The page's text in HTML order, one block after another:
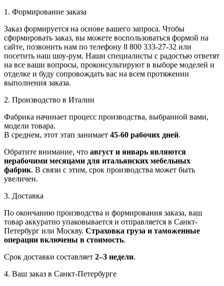
1. Формирование заказа
Заказ формируется на основе вашего запроса. Чтобы
сформировать заказ, вы можете воспользоваться формой на
сайте, позвонить нам по телефону 8 800 333-27-32 или
посетить наш шоу-рум. Наши специалисты с радостью ответят
на все ваши вопросы, проконсультируют в выборе моделей и
отделке и буду сопровождать вас на всем протяжении
выполнения заказа.
2. Производство в Италии
Фабрика начинает процесс производства, выбранной вами,
модели товара.
В среднем, этот этап занимает 45-60 рабочих дней.
Обратите внимание, что август и январь являются
нерабочими месяцами для итальянских мебельных
фабрик. В связи с этим, срок производства может быть
увеличен.
3. Доставка
По окончанию производства и формирования заказа, ваш
товар аккуратно упаковывается и отправляется в Санкт-
Петербург или Москву. Страховка груза и таможенные
операции включены в стоимость.
Срок доставки составляет 2–3 недели.
4. Ваш заказ в Санкт-Петербурге